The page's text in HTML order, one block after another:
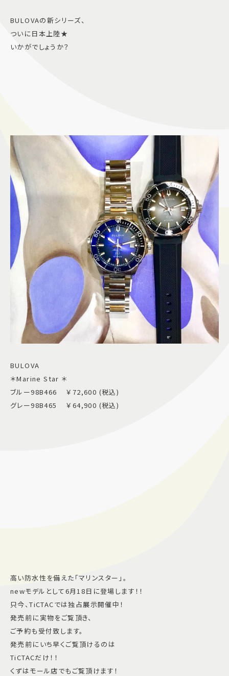
BULOVAの新シリーズ、
ついに日本上陸★
いかがでしょうか？
BULOVA
＊Marine Star ＊
ブルー98B466 ￥72,600 (税込)
グレー98B465 ￥64,900 (税込)
高い防水性を備えた「マリンスター」。
newモデルとして6月18日に登場します！！
只今、TiCTACでは独占展示開催中！
発売前に実物をご覧頂き、
ご予約も受付致します。
発売前にいち早くご覧頂けるのは
TiCTACだけ！！
くずはモール店でもご覧頂けます！